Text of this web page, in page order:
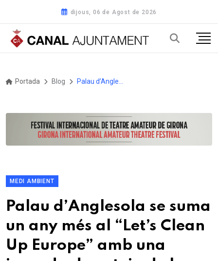
dijous, 06 de Agost de 2026
Portada Blog
MEDI AMBIENT
Palau d’Anglesola se suma
un any més al “Let’s Clean
Up Europe” amb una